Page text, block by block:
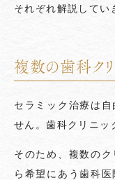
それぞれ解説してい
複数の歯科ク
セラミック治療は
せん。歯科クリニッ
そのため、複数の
ら希望にあう歯科